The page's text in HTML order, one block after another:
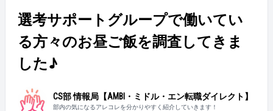
選考サポートグループで働いてい
る方々のお昼ご飯を調査してきま
した♪
CS部 情報局【AMBI・ミドル・エン転職ダイレクト】
部内の気になるアレコレを分かりやすく紹介していきます！